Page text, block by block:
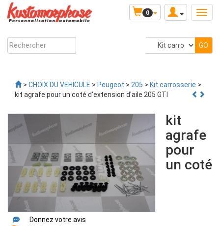
0
> CHOIX DU VEHICULE > Peugeot > 205 > Kit carrosserie >
kit agrafe pour un coté d'extension d'aile 205 GTI
Donnez votre avis
kit
agrafe
pour
un coté